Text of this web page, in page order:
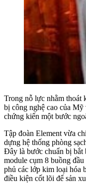
Trong nỗ lực nhằm thoát
bị công nghệ cao của
chứng kiến một bước
Tập đoàn Element vừa
dựng hệ thống phòng
Đây là bước chuẩn bị bắt
module cụm 8 buồng
phủ các lớp kim loại hóa
điều kiện cốt lõi để sản